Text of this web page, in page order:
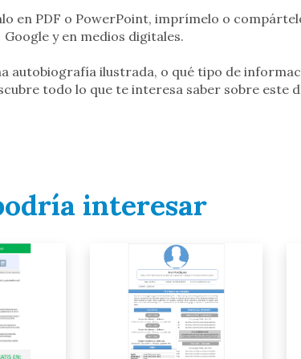
en PDF o PowerPoint, imprímelo o
Google y en medios digitales.
autobiografía ilustrada, o qué tipo de
todo lo que te interesa saber sobre este
interesar